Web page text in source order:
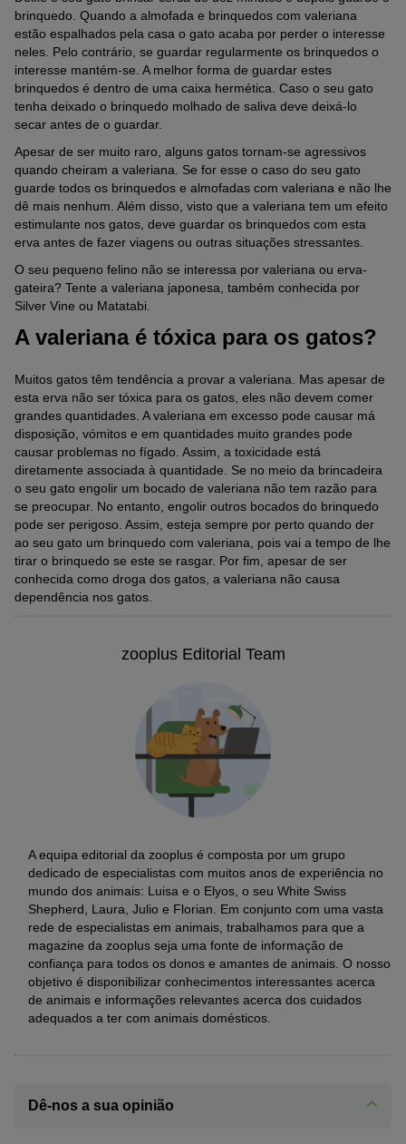
brinquedo. Quando a almofada e brinquedos com valeriana
estão espalhados pela casa o gato acaba por perder o interesse
neles. Pelo contrário, se guardar regularmente os brinquedos o
interesse mantém-se. A melhor forma de guardar estes
brinquedos é dentro de uma caixa hermética. Caso o seu gato
tenha deixado o brinquedo molhado de saliva deve deixá-lo
secar antes de o guardar.
Apesar de ser muito raro, alguns gatos tornam-se agressivos
quando cheiram a valeriana. Se for esse o caso do seu gato
guarde todos os brinquedos e almofadas com valeriana e não lhe
dê mais nenhum. Além disso, visto que a valeriana tem um efeito
estimulante nos gatos, deve guardar os brinquedos com esta
erva antes de fazer viagens ou outras situações stressantes.
O seu pequeno felino não se interessa por valeriana ou erva-
gateira? Tente a valeriana japonesa, também conhecida por
Silver Vine ou Matatabi.
A valeriana é tóxica para os gatos?
Muitos gatos têm tendência a provar a valeriana. Mas apesar de
esta erva não ser tóxica para os gatos, eles não devem comer
grandes quantidades. A valeriana em excesso pode causar má
disposição, vómitos e em quantidades muito grandes pode
causar problemas no fígado. Assim, a toxicidade está
diretamente associada à quantidade. Se no meio da brincadeira
o seu gato engolir um bocado de valeriana não tem razão para
se preocupar. No entanto, engolir outros bocados do brinquedo
pode ser perigoso. Assim, esteja sempre por perto quando der
ao seu gato um brinquedo com valeriana, pois vai a tempo de lhe
tirar o brinquedo se este se rasgar. Por fim, apesar de ser
conhecida como droga dos gatos, a valeriana não causa
dependência nos gatos.
zooplus Editorial Team
A equipa editorial da zooplus é composta por um grupo
dedicado de especialistas com muitos anos de experiência no
mundo dos animais: Luisa e o Elyos, o seu White Swiss
Shepherd, Laura, Julio e Florian. Em conjunto com uma vasta
rede de especialistas em animais, trabalhamos para que a
magazine da zooplus seja uma fonte de informação de
confiança para todos os donos e amantes de animais. O nosso
objetivo é disponibilizar conhecimentos interessantes acerca
de animais e informações relevantes acerca dos cuidados
adequados a ter com animais domésticos.
Dê-nos a sua opinião